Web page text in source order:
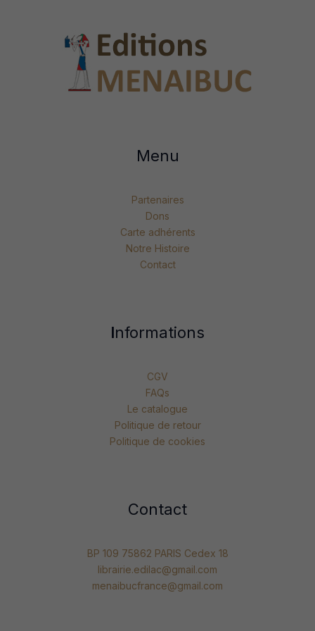
Menu
Partenaires
Dons
Carte adhérents
Notre Histoire
Contact
Informations
CGV
FAQs
Le catalogue
Politique de retour
Politique de cookies
Contact
BP 109 75862 PARIS Cedex 18
librairie.edilac@gmail.com
menaibucfrance@gmail.com